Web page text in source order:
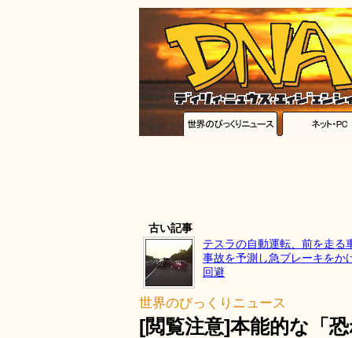
古い記事
テスラの自動運転、前を走る
事故を予測し急ブレーキをか
回避
世界のびっくりニュース
[閲覧注意]本能的な「